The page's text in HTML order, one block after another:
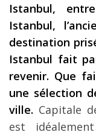
LA
Istanbul,
Istanbul,
destination
Istanbul fait
revenir. Que
une sélection
ville. Capitale
est